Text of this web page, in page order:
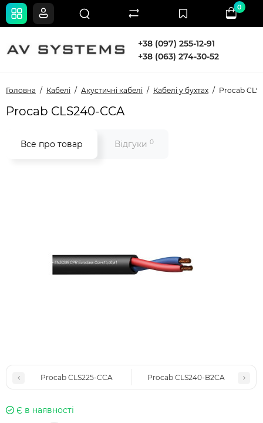
+38 (097) 255-12-91
+38 (063) 274-30-52
0
Головна Кабелі Акустичні кабелі Кабелі у бухтах Procab
Procab CLS240-CCA
Все про товар Відгуки 0
Procab CLS225-CCA Procab CLS240-B2CA
Є в наявності